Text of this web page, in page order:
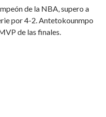
de la NBA, supero a
por 4-2. Antetokounmpo
de las finales.
de 50 años